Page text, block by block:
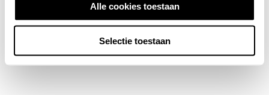
Alle cookies toestaan
Selectie toestaan